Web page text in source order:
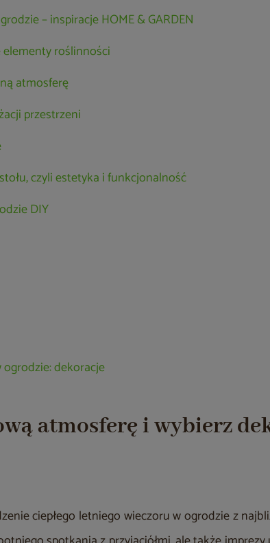
– inspiracje HOME & GARDEN
roślinności
atmosferę
przestrzeni
czyli estetyka i funkcjonalność
DIY
ogrodzie: dekoracje
atmosferę i wybierz
ciepłego letniego wieczoru w ogrodzie z